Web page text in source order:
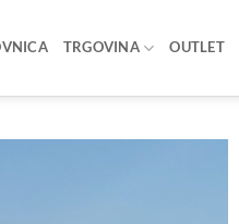
TRGOVINA OUTLET